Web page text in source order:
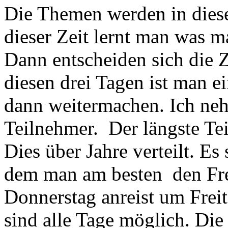
Die Themen werden in
dieser Zeit lernt man was
Dann entscheiden sich die
diesen drei Tagen ist man
dann weitermachen. Ich
Teilnehmer. Der längste
Dies über Jahre verteilt. Es
dem man am besten den
Donnerstag anreist um
sind alle Tage möglich.